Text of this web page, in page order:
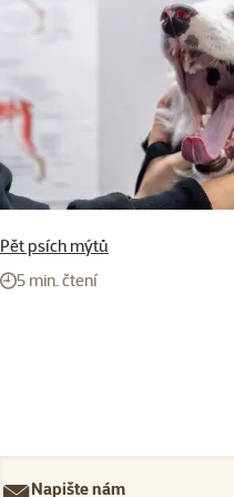
Pět psích mýtů
5 min. čtení
Napište nám